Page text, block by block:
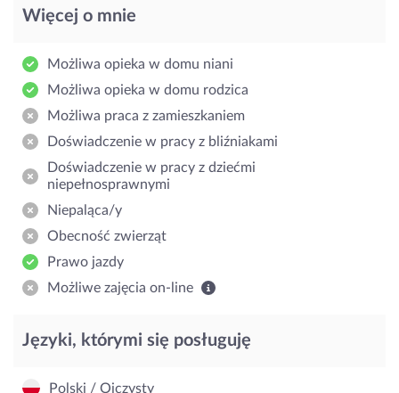
Więcej o mnie
Możliwa opieka w domu niani
Możliwa opieka w domu rodzica
Możliwa praca z zamieszkaniem
Doświadczenie w pracy z bliźniakami
Doświadczenie w pracy z dziećmi
niepełnosprawnymi
Niepaląca/y
Obecność zwierząt
Prawo jazdy
Możliwe zajęcia on-line
Języki, którymi się posługuję
Polski / Ojczysty